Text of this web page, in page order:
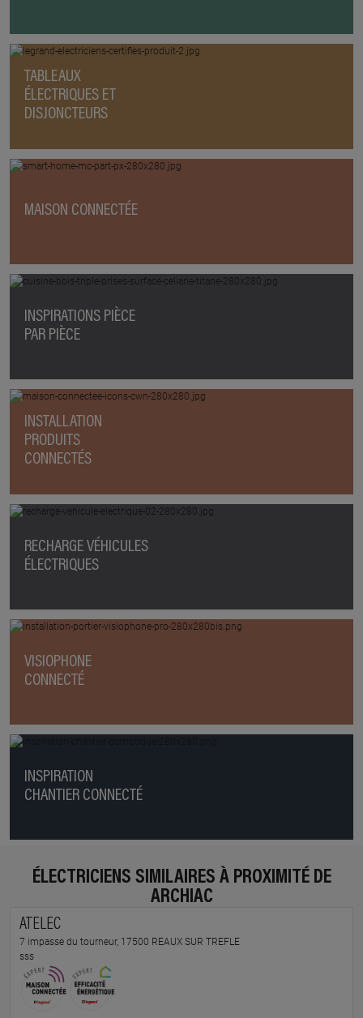
TABLEAUX
ÉLECTRIQUES ET
DISJONCTEURS
MAISON CONNECTÉE
INSPIRATIONS PIÈCE
PAR PIÈCE
INSTALLATION
PRODUITS
CONNECTÉS
RECHARGE VÉHICULES
ÉLECTRIQUES
VISIOPHONE
CONNECTÉ
INSPIRATION
CHANTIER CONNECTÉ
ÉLECTRICIENS SIMILAIRES À PROXIMITÉ DE
ARCHIAC
ATELEC
7 impasse du tourneur, 17500 REAUX SUR TREFLE
sss